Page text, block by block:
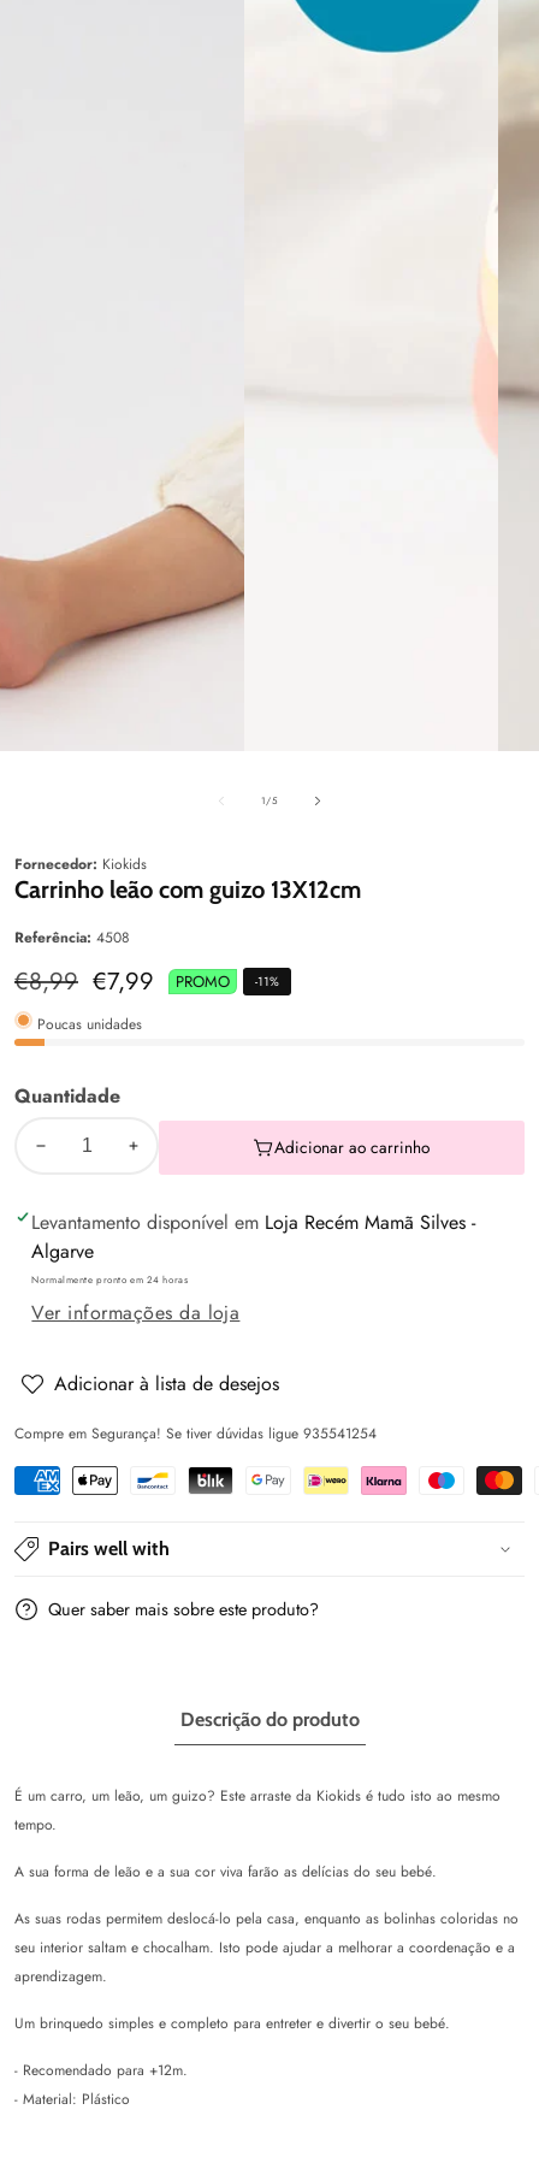
1/de5
Fornecedor: Kiokids
Carrinho leão com guizo 13X12cm
Referência: 4508
Preço
normal
€8,99 Preço
venda
€7,99 PROMO -11%
Poucas unidades
Quantidade
Diminuir
quantidade
de
Carrinho
leão
guizo
quantidade
Carrinho
leão
guizo
Adicionar ao carrinho
Levantamento disponível em Loja Recém Mamã Silves -
Algarve
Normalmente pronto em 24 horas
Ver informações da loja
Adicionar à lista de desejos
Compre em Segurança! Se tiver dúvidas ligue 935541254
Pairs well with
Quer saber mais sobre este produto?
Descrição do produto
É um carro, um leão, um guizo? Este arraste da Kiokids é tudo isto ao mesmo
tempo.
A sua forma de leão e a sua cor viva farão as delícias do seu bebé.
As suas rodas permitem deslocá-lo pela casa, enquanto as bolinhas coloridas no
seu interior saltam e chocalham. Isto pode ajudar a melhorar a coordenação e a
aprendizagem.
Um brinquedo simples e completo para entreter e divertir o seu bebé.
- Recomendado para +12m.
- Material: Plástico